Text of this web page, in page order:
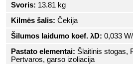
Svoris: 13.81 kg
Kilmės šalis: Čekija
Šilumos laidumo koef. λD: 0,033
Pastato elementai: Šlaitinis stogas,
Pertvaros, garso izoliacija